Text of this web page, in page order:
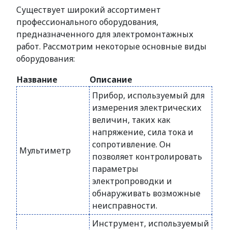
Существует широкий ассортимент
профессионального оборудования,
предназначенного для электромонтажных
работ. Рассмотрим некоторые основные виды
оборудования:
Название
Описание
Мультиметр
Прибор, используемый для
измерения электрических
величин, таких как
напряжение, сила тока и
сопротивление. Он
позволяет контролировать
параметры
электропроводки и
обнаруживать возможные
неисправности.
Инструмент, используемый